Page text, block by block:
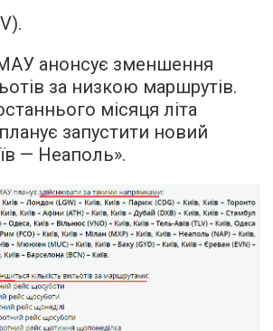
анонсує зменшення
за низкою маршрутів.
місяця літа
запустити новий
— Неаполь».